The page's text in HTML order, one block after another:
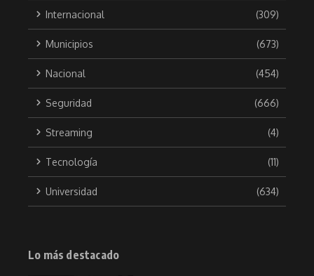
Internacional (309)
Municipios (673)
Nacional (454)
Seguridad (666)
Streaming (4)
Tecnología (11)
Universidad (634)
Lo más destacado